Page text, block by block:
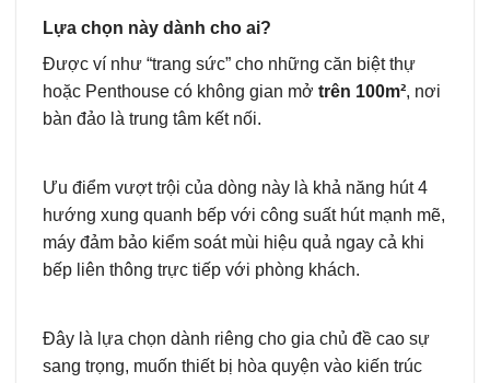
Lựa chọn này dành cho ai?
Được ví như “trang sức” cho những căn biệt thự
hoặc Penthouse có không gian mở trên 100m², nơi
bàn đảo là trung tâm kết nối.
Ưu điểm vượt trội của dòng này là khả năng hút 4
hướng xung quanh bếp với công suất hút mạnh mẽ,
máy đảm bảo kiểm soát mùi hiệu quả ngay cả khi
bếp liên thông trực tiếp với phòng khách.
Đây là lựa chọn dành riêng cho gia chủ đề cao sự
sang trọng, muốn thiết bị hòa quyện vào kiến trúc